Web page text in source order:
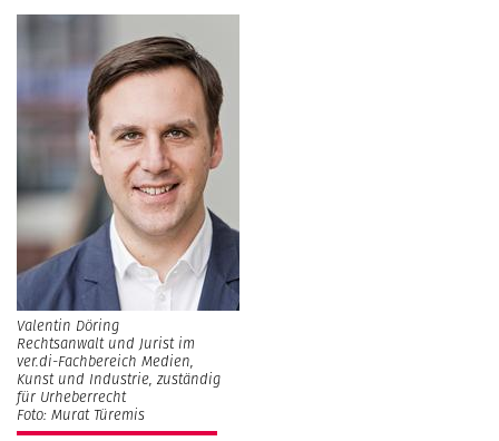
Valentin Döring
Rechtsanwalt und Jurist im
ver.di-Fachbereich Medien,
Kunst und Industrie, zuständig
für Urheberrecht
Foto: Murat Türemis